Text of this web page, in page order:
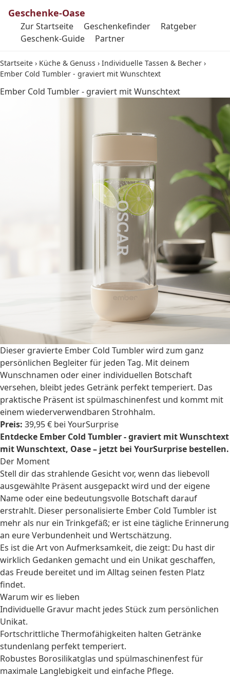
Geschenke-Oase
Zur Startseite Geschenkefinder
Ratgeber
Geschenk-Guide
Partner
Startseite › Küche & Genuss › Individuelle Tassen & Becher ›
Ember Cold Tumbler - graviert mit Wunschtext
Ember Cold Tumbler - graviert mit Wunschtext
Dieser gravierte Ember Cold Tumbler wird zum ganz
persönlichen Begleiter für jeden Tag. Mit deinem
Wunschnamen oder einer individuellen Botschaft
versehen, bleibt jedes Getränk perfekt temperiert. Das
praktische Präsent ist spülmaschinenfest und kommt mit
einem wiederverwendbaren Strohhalm.
Preis: 39,95 € bei YourSurprise
Entdecke Ember Cold Tumbler - graviert mit Wunschtext
mit Wunschtext, Oase – jetzt bei YourSurprise bestellen.
Der Moment
Stell dir das strahlende Gesicht vor, wenn das liebevoll
ausgewählte Präsent ausgepackt wird und der eigene
Name oder eine bedeutungsvolle Botschaft darauf
erstrahlt. Dieser personalisierte Ember Cold Tumbler ist
mehr als nur ein Trinkgefäß; er ist eine tägliche Erinnerung
an eure Verbundenheit und Wertschätzung.
Es ist die Art von Aufmerksamkeit, die zeigt: Du hast dir
wirklich Gedanken gemacht und ein Unikat geschaffen,
das Freude bereitet und im Alltag seinen festen Platz
findet.
Warum wir es lieben
Individuelle Gravur macht jedes Stück zum persönlichen
Unikat.
Fortschrittliche Thermofähigkeiten halten Getränke
stundenlang perfekt temperiert.
Robustes Borosilikatglas und spülmaschinenfest für
maximale Langlebigkeit und einfache Pflege.